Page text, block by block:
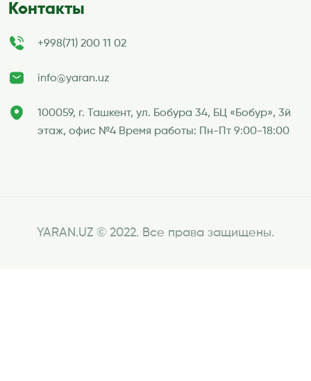
Контакты
+998(71) 200 11 02
info@yaran.uz
100059, г. Ташкент, ул. Бобура 34, БЦ «Бобур», 3й
этаж, офис №4 Время работы: Пн-Пт 9:00-18:00
YARAN.UZ © 2022. Все права защищены.